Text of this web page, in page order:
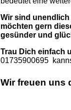
Wir sind unendlich
möchten gern
gesünder und
Trau Dich einfach
01735900695
Wir freuen uns